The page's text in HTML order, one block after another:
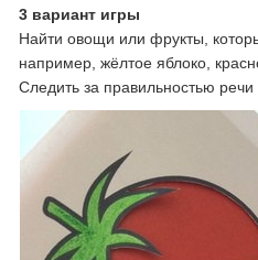
3 вариант игры
Найти овощи или фрукты,
например, жёлтое яблоко,
Следить за правильностью